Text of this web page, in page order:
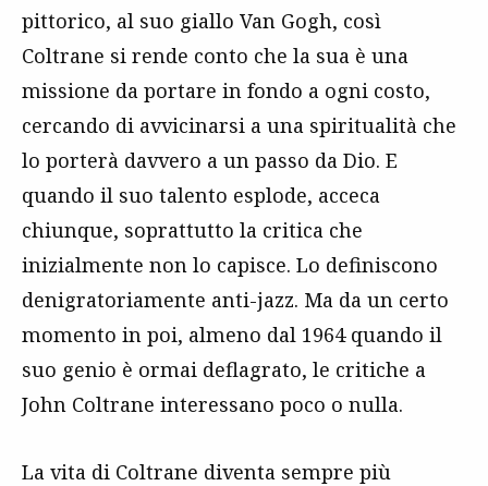
pittorico, al suo giallo Van Gogh, così
Coltrane si rende conto che la sua è una
missione da portare in fondo a ogni costo,
cercando di avvicinarsi a una spiritualità che
lo porterà davvero a un passo da Dio. E
quando il suo talento esplode, acceca
chiunque, soprattutto la critica che
inizialmente non lo capisce. Lo definiscono
denigratoriamente anti-jazz. Ma da un certo
momento in poi, almeno dal 1964 quando il
suo genio è ormai deflagrato, le critiche a
John Coltrane interessano poco o nulla.
La vita di Coltrane diventa sempre più